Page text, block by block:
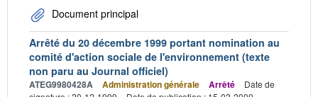
Document principal
Arrêté du 20 décembre 1999 portant nomination au
comité d'action sociale de l'environnement (texte
non paru au Journal officiel)
ATEG9980428A Administration générale Arrêté
Date de